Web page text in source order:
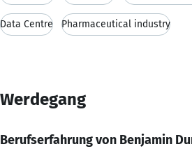
Data Centre Pharmaceutical industry
Werdegang
Berufserfahrung von Benjamin